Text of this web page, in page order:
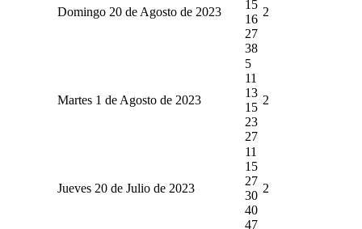
Domingo 20 de Agosto de 2023
15
16
27
38
2
Martes 1 de Agosto de 2023
5
11
13
15
23
27
2
Jueves 20 de Julio de 2023
11
15
27
30
40
47
2